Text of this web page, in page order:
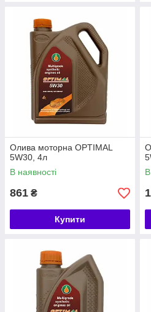
Олива моторна OPTIMAL
5W30, 4л
В наявності
861 ₴
Купити